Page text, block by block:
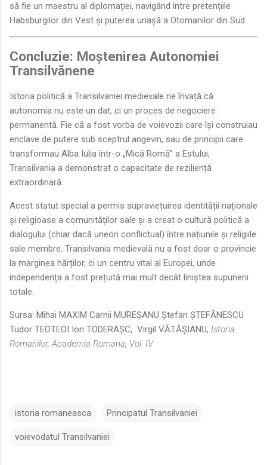
să fie un maestru al diplomației, navigând între pretențiile
Habsburgilor din Vest și puterea uriașă a Otomanilor din Sud.
Concluzie: Moștenirea Autonomiei
Transilvănene
Istoria politică a Transilvaniei medievale ne învață că
autonomia nu este un dat, ci un proces de negociere
permanentă. Fie că a fost vorba de voievozii care își construiau
enclave de putere sub sceptrul angevin, sau de principii care
transformau Alba Iulia într-o „Mică Romă” a Estului,
Transilvania a demonstrat o capacitate de reziliență
extraordinară.
Acest statut special a permis supraviețuirea identității naționale
și religioase a comunităților sale și a creat o cultură politică a
dialogului (chiar dacă uneori conflictual) între națiunile și religiile
sale membre. Transilvania medievală nu a fost doar o provincie
la marginea hărților, ci un centru vital al Europei, unde
independența a fost prețuită mai mult decât liniștea supunerii
totale.
Sursa: Mihai MAXIM Carnii MUREŞANU Ştefan ŞTEFĂNESCU
Tudor TEOTEOI Ion TODERAŞC, Virgil VĂTĂŞIANU, Istoria
Romanilor, Academia Romana, Vol. IV
istoria romaneasca Principatul Transilvaniei
voievodatul Transilvaniei